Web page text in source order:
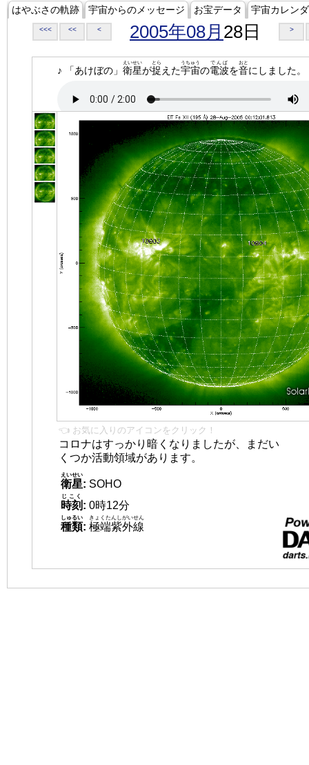
はやぶさの軌跡 宇宙からのメッセージ お宝データ 宇宙カレン
<<< << < 2005年08月 28日 >
♪ 「あけぼの」 衛星
えいせい
が捉
とら
えた宇宙
うちゅう
の電波
でんぱ
を音
おと
にしました。
👈 お気に入りのアイコンをクリック！
コロナはすっかり暗くなりましたが、まだい
くつか活動領域があります。
衛星
えいせい
: SOHO
時刻
じこく
: 0時12分
種類
しゅるい
: 極端紫外線
きょくたんしがいせん